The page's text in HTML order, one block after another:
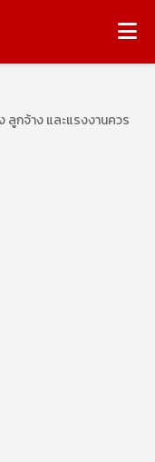
ลูกจ้าง และแรงงานควร